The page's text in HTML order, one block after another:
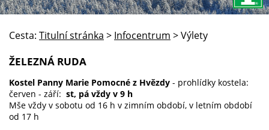
Cesta: Titulní stránka > Infocentrum >Výlety
ŽELEZNÁ RUDA
Kostel Panny Marie Pomocné z Hvězdy - prohlídky kostela:
červen - září: st, pá vždy v 9 h
Mše vždy v sobotu od 16 h v zimním období, v letním období
od 17 h